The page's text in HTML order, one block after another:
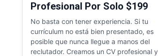
Profesional Por Solo $199
No basta con tener experiencia. Si tu
currículum no está bien presentado, es
posible que nunca llegue a manos del
reclutador. Creamos un CV profesional y